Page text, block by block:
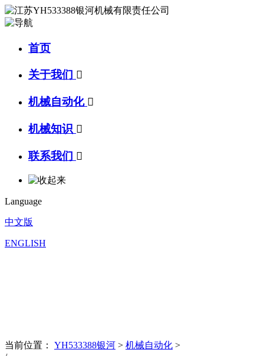
首页
关于我们 
机械自动化 
机械知识 
联系我们 
Language
中文版
ENGLISH
当前位置： YH533388银河 > 机械自动化 >